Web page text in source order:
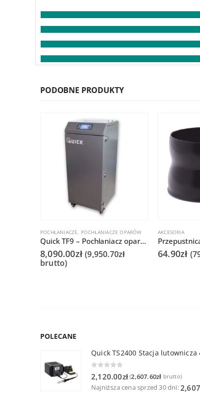
PODOBNE PRODUKTY
POCHŁANIACZE, POCHŁANIACZE OPARÓW
Quick TF9 – Pochłaniacz oparów lutowniczych
8,090.00zł (9,950.70zł
brutto)
AKCESORIA
64.90zł (
POLECANE
Quick TS2400 Stacja lutownicza
2,120.00zł (2,607.60zł brutto)
Najniższa cena sprzed 30 dni: